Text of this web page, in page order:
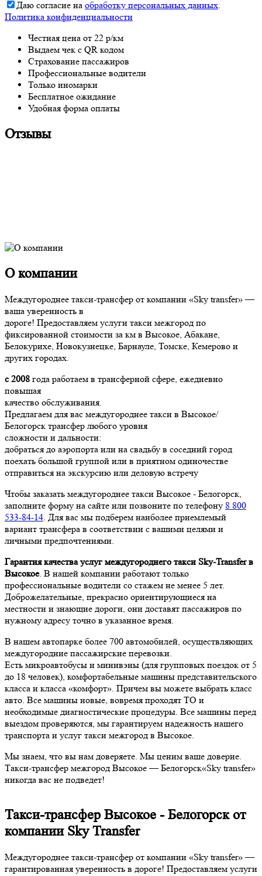
Даю согласие на обработку персональных данных.
Политика конфиденциальности
Честная цена от 22 р/км
Выдаем чек с QR кодом
Страхование пассажиров
Профессиональные водители
Только иномарки
Бесплатное ожидание
Удобная форма оплаты
Отзывы
О компании
Междугороднее такси-трансфер от компании «Sky transfer» —
ваша уверенность в
дороге! Предоставляем услуги такси межгород по
фиксированной стоимости за км в Высокое, Абакане,
Белокурихе, Новокузнецке, Барнауле, Томске, Кемерово и
других городах.
с 2008 года работаем в трансферной сфере, ежедневно
повышая
качество обслуживания.
Предлагаем для вас междугороднее такси в Высокое/
Белогорск трансфер любого уровня
сложности и дальности:
добраться до аэропорта или на свадьбу в соседний город
поехать большой группой или в приятном одиночестве
отправиться на экскурсию или деловую встречу
Чтобы заказать междугороднее такси Высокое - Белогорск,
заполните форму на сайте или позвоните по телефону 8 800
533-84-14. Для вас мы подберем наиболее приемлемый
вариант трансфера в соответствии с вашими целями и
личными предпочтениями.
Гарантия качества услуг междугороднего такси Sky-Transfer в
Высокое. В нашей компании работают только
профессиональные водители со стажем не менее 5 лет.
Доброжелательные, прекрасно ориентирующиеся на
местности и знающие дороги, они доставят пассажиров по
нужному адресу точно в указанное время.
В нашем автопарке более 700 автомобилей, осуществляющих
междугородние пассажирские перевозки.
Есть микроавтобусы и минивэны (для групповых поездок от 5
до 18 человек), комфортабельные машины представительского
класса и класса «комфорт». Причем вы можете выбрать класс
авто. Все машины новые, вовремя проходят ТО и
необходимые диагностические процедуры. Все машины перед
выездом проверяются, мы гарантируем надежность нашего
транспорта и услуг такси межгород в Высокое.
Мы знаем, что вы нам доверяете. Мы ценим ваше доверие.
Такси-трансфер межгород Высокое — Белогорск«Sky transfer»
никогда вас не подведет!
Такси-трансфер Высокое - Белогорск от
компании Sky Transfer
Междугороднее такси-трансфер от компании «Sky transfer» —
гарантированная уверенность в дороге! Предоставляем услуги